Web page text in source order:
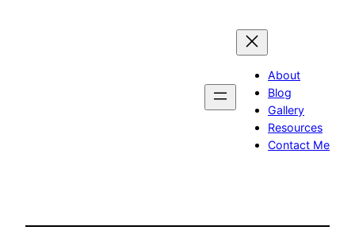
About
Blog
Gallery
Resources
Contact Me